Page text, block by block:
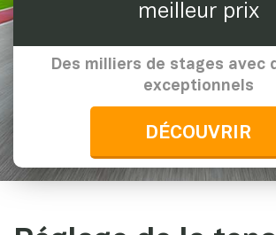
meilleur prix
Des milliers de stages avec
exceptionnels
DÉCOUVRIR